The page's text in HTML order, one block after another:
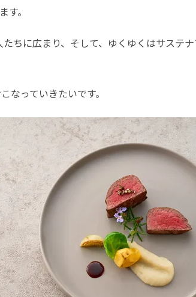
。
ちに広まり、そして、ゆくゆくはサステ
なっていきたいです。